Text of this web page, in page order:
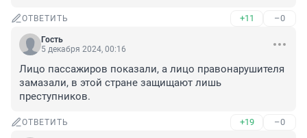
ОТВЕТИТЬ +11 –0
Гость
5 декабря 2024, 00:16
Лицо пассажиров показали, а лицо правонарушителя
замазали, в этой стране защищают лишь
преступников.
ОТВЕТИТЬ +19 –0